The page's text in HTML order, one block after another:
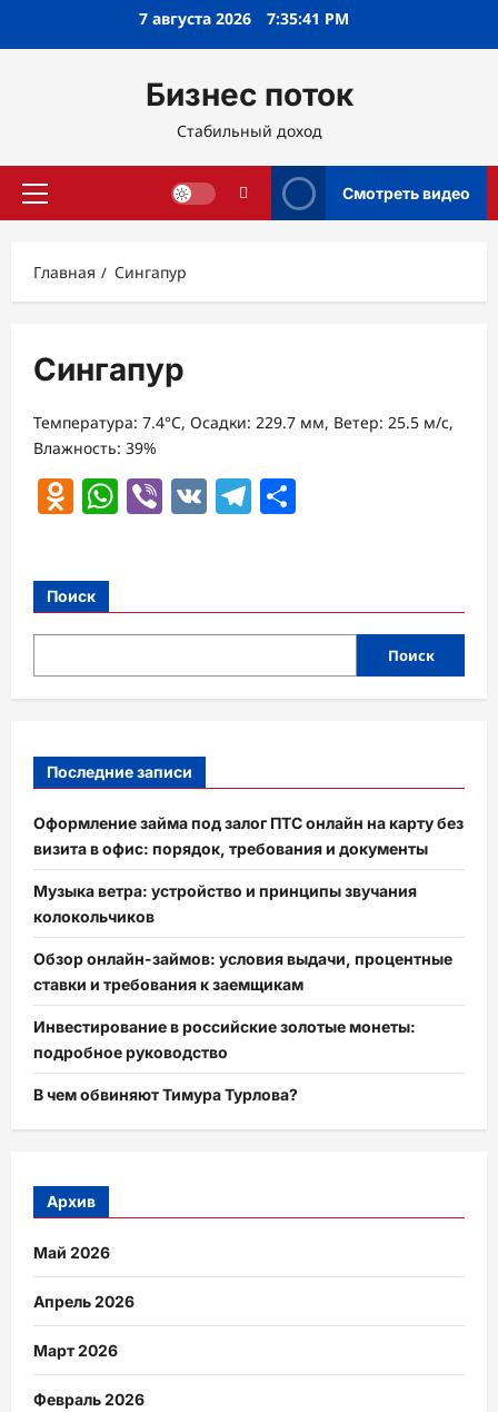
7 августа 2026 7:35:42 PM
Бизнес поток
Стабильный доход
Основное
Смотреть видео
Главная Сингапур
Сингапур
Температура: 7.4°C, Осадки: 229.7 мм, Ветер: 25.5 м/с,
Влажность: 39%
Odnoklassniki
WhatsApp
Viber
VK Telegram
Поиск
Поиск
Последние записи
Оформление займа под залог ПТС онлайн на карту без
визита в офис: порядок, требования и документы
Музыка ветра: устройство и принципы звучания
колокольчиков
Обзор онлайн-займов: условия выдачи, процентные
ставки и требования к заемщикам
Инвестирование в российские золотые монеты:
подробное руководство
В чем обвиняют Тимура Турлова?
Архив
Май 2026
Апрель 2026
Март 2026
Февраль 2026